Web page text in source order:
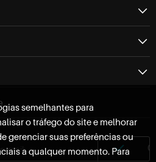
semelhantes para
o tráfego do site e melhorar
gerenciar suas preferências ou
a qualquer momento. Para